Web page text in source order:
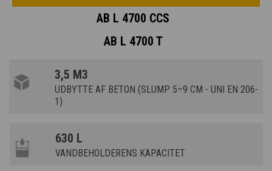
AB L 4700 CCS
AB L 4700 T
3,5 M3
UDBYTTE AF BETON (SLUMP 5÷9 CM - UNI EN 206-
1)
630 L
VANDBEHOLDERENS KAPACITET